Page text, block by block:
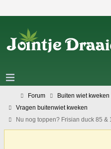
Forum Buiten wiet kweken
Vragen buitenwiet kweken
Nu nog toppen? Frisian duck 85 &